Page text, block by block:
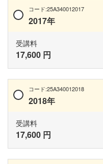
コード:25A340012017
2017年
受講料
17,600 円
コード:25A340012018
2018年
受講料
17,600 円